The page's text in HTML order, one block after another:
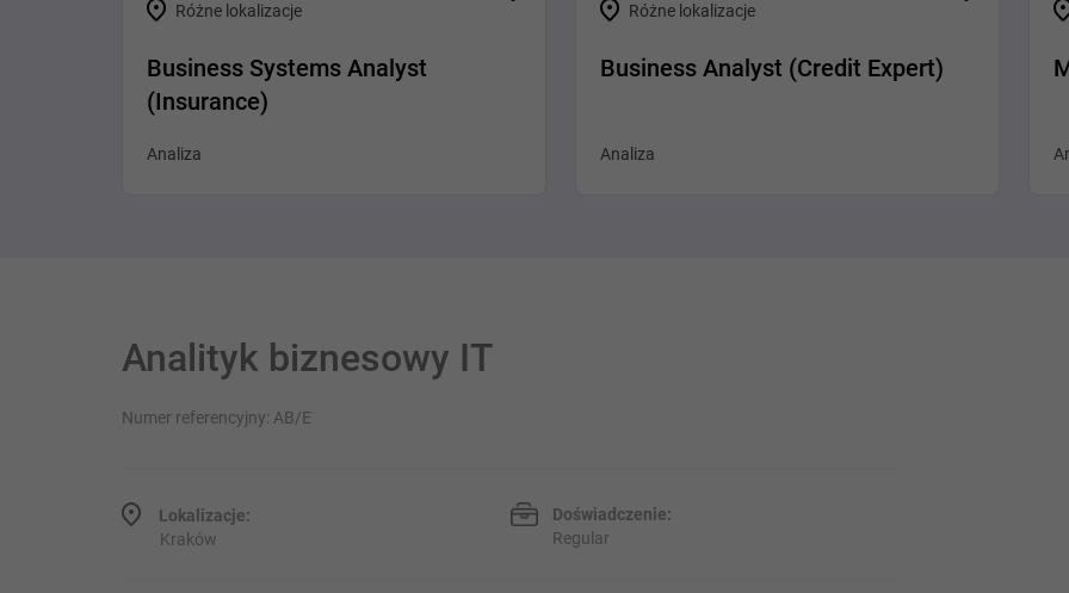
Różne lokalizacje
Business Systems Analyst
(Insurance)
Analiza
Różne lokalizacje
Business Analyst (Credit Expert)
Analiza
Analityk biznesowy IT
Numer referencyjny: AB/E
Lokalizacje:
Kraków
Doświadczenie:
Regular